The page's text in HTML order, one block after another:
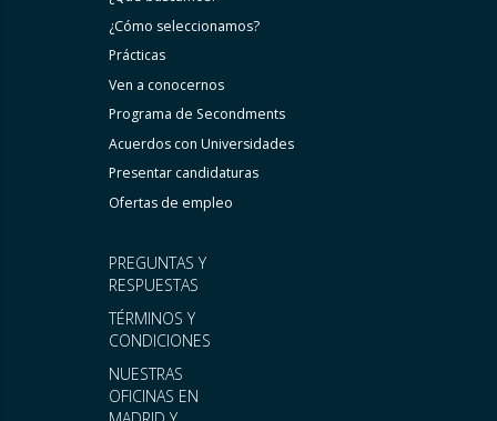
PREGUNTAS Y
RESPUESTAS
TÉRMINOS Y
CONDICIONES
NUESTRAS
OFICINAS EN
¿Cómo seleccionamos?
Prácticas
Ven a conocernos
Programa de Secondments
Acuerdos con Universidades
Presentar candidaturas
Ofertas de empleo